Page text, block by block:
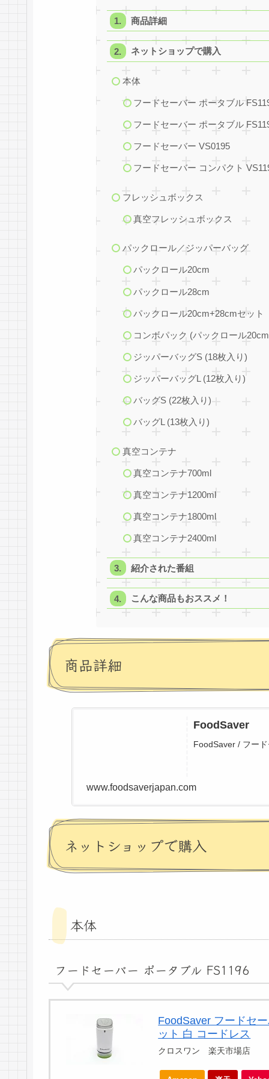
商品詳細
ネットショップで購入
本体
フードセーバー ポータブル
フードセーバー ポータブル
フードセーバー VS0195
フードセーバー コンパクト
フレッシュボックス
真空フレッシュボックス
パックロール／ジッパーバッグ
パックロール20cm
パックロール28cm
パックロール20cm+28cmセット
コンボパック (パックロール
ジッパーバッグS (18枚入り)
ジッパーバッグL (12枚入り)
バッグS (22枚入り)
バッグL (13枚入り)
真空コンテナ
真空コンテナ700ml
真空コンテナ1200ml
真空コンテナ1800ml
真空コンテナ2400ml
紹介された番組
こんな商品もおススメ！
商品詳細
FoodSaver
FoodSaver / フー
www.foodsaverjapan.com
ネットショップで購入
本体
フードセーバー ポータブル FS1196
FoodSaver フードセ
ット 白 コードレス
クロスワン 楽天市場店